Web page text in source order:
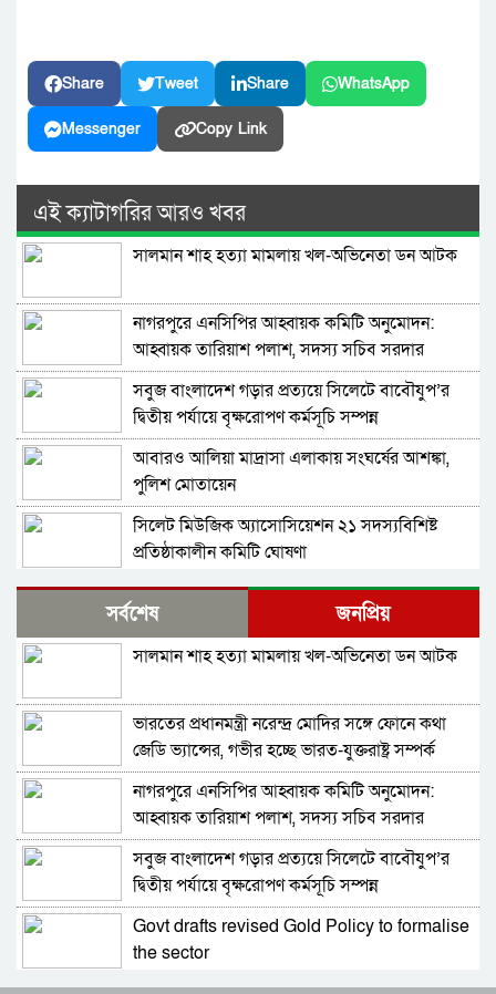
Share Tweet Share WhatsApp
Messenger Copy Link
এই ক্যাটাগরির আরও খবর
সালমান শাহ হত্যা মামলায় খল-অভিনেতা ডন আটক
নাগরপুরে এনসিপির আহ্বায়ক কমিটি অনুমোদন:
আহ্বায়ক তারিয়াশ পলাশ, সদস্য সচিব সরদার
আশরাফ
সবুজ বাংলাদেশ গড়ার প্রত্যয়ে সিলেটে বাবৌযুপ’র
দ্বিতীয় পর্যায়ে বৃক্ষরোপণ কর্মসূচি সম্পন্ন
আবারও আলিয়া মাদ্রাসা এলাকায় সংঘর্ষের আশঙ্কা,
পুলিশ মোতায়েন
সিলেট মিউজিক অ্যাসোসিয়েশন ২১ সদস্যবিশিষ্ট
প্রতিষ্ঠাকালীন কমিটি ঘোষণা
বাঘা পৌরসভায় রাস্তা ও ড্রেনের কাজের ভিত্তিপ্রস্তর
স্থাপন করলেন-এমপি চাঁদ
নিরাপত্তার নিশ্চয়তা পেলে ‘দেশে ফিরতে প্রস্তুত’ সাকিব,
চট্টগ্রামে সাবেক শিক্ষামন্ত্রী নওফেলের বাসভবনে আগুন
বগুড়ায় ও সিলেটে দুই ঘণ্টার ব্যবধানে সড়ক দুর্ঘটনায়
শিশুসহ প্রাণ গেল ১৫ জনের
ঢাকায় বাসভবনে অগ্নিকাণ্ড, স্ত্রীসহ হাসপাতালে ভর্তি
পাকিস্তান হাইকমিশনার
আওয়ামী লীগ আমাদের শত্রু নয়, অচিরেই আওয়ামী
লীগ বিএনপির সঙ্গে মিশে যাবে: সংসদ সদস্য নাছির
সর্বশেষ জনপ্রিয়
সালমান শাহ হত্যা মামলায় খল-অভিনেতা ডন আটক
ভারতের প্রধানমন্ত্রী নরেন্দ্র মোদির সঙ্গে ফোনে কথা
জেডি ভ্যান্সের, গভীর হচ্ছে ভারত-যুক্তরাষ্ট্র সম্পর্ক
নাগরপুরে এনসিপির আহ্বায়ক কমিটি অনুমোদন:
আহ্বায়ক তারিয়াশ পলাশ, সদস্য সচিব সরদার
আশরাফ
সবুজ বাংলাদেশ গড়ার প্রত্যয়ে সিলেটে বাবৌযুপ’র
দ্বিতীয় পর্যায়ে বৃক্ষরোপণ কর্মসূচি সম্পন্ন
Govt drafts revised Gold Policy to formalise
the sector